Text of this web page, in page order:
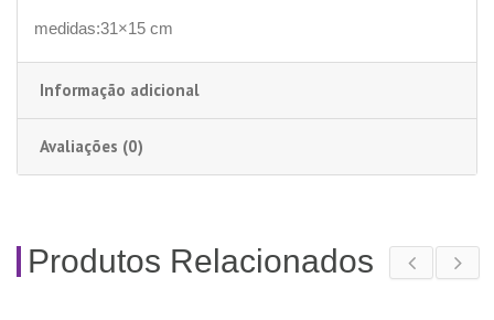
medidas:31×15 cm
Informação adicional
Avaliações (0)
Produtos Relacionados